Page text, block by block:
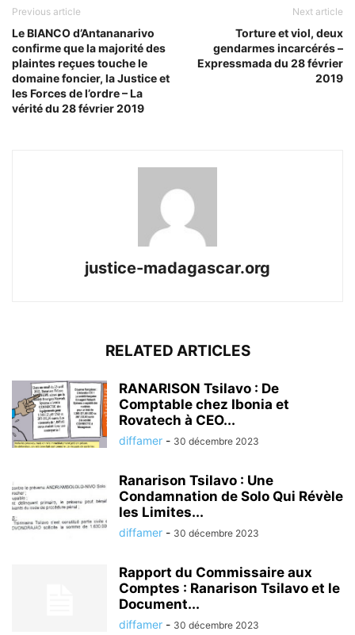
Previous article
Le BIANCO d’Antananarivo
confirme que la majorité des
plaintes reçues touche le
domaine foncier, la Justice et
les Forces de l’ordre – La
vérité du 28 février 2019
Next article
Torture et viol, deux
gendarmes incarcérés –
Expressmada du 28 février
2019
justice-madagascar.org
RELATED ARTICLES
RANARISON Tsilavo : De
Comptable chez Ibonia et
Rovatech à CEO...
diffamer - 30 décembre 2023
Ranarison Tsilavo : Une
Condamnation de Solo Qui Révèle
les Limites...
diffamer - 30 décembre 2023
Rapport du Commissaire aux
Comptes : Ranarison Tsilavo et le
Document...
diffamer - 30 décembre 2023